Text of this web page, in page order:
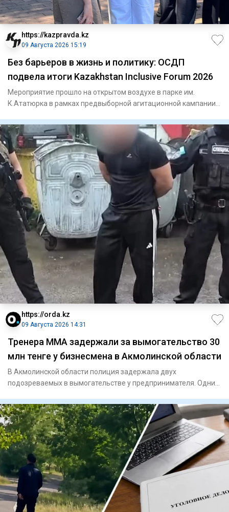
https://kazpravda.kz
09 Августа 2026 15:19
Без барьеров в жизнь и политику: ОСДП
подвела итоги Kazakhstan Inclusive Forum 2026
Мероприятие прошло на открытом воздухе в парке им.
К.Ататюрка в рамках предвыборной агитационной кампании
https://orda.kz
09 Августа 2026 14:31
Тренера ММА задержали за вымогательство 30
млн тенге у бизнесмена в Акмолинской области
В Акмолинской области полиция задержала двух
подозреваемых в вымогательстве у предпринимателя. Одним